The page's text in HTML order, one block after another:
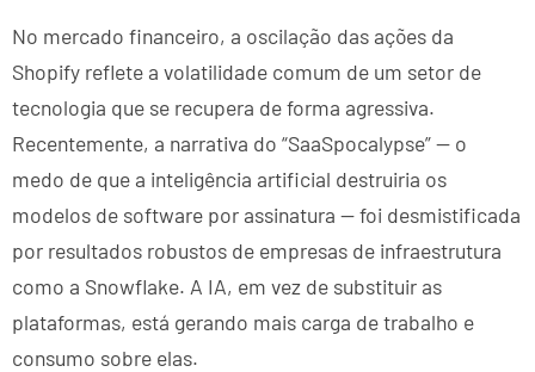
No mercado financeiro, a oscilação das ações da
Shopify reflete a volatilidade comum de um setor de
tecnologia que se recupera de forma agressiva.
Recentemente, a narrativa do “SaaSpocalypse” — o
medo de que a inteligência artificial destruiria os
modelos de software por assinatura — foi desmistificada
por resultados robustos de empresas de infraestrutura
como a Snowflake. A IA, em vez de substituir as
plataformas, está gerando mais carga de trabalho e
consumo sobre elas.